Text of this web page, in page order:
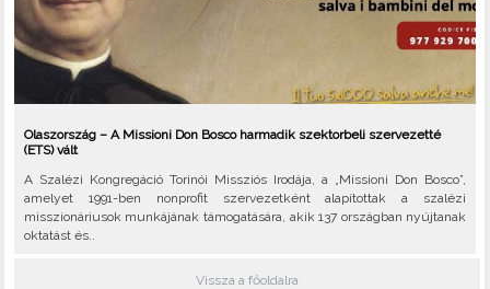
Olaszország – A Missioni Don Bosco harmadik szektorbeli szervezetté
(ETS) vált
A Szalézi Kongregáció Torinói Missziós Irodája, a „Missioni Don Bosco”,
amelyet 1991-ben nonprofit szervezetként alapítottak a szalézi
misszionáriusok munkájának támogatására, akik 137 országban nyújtanak
oktatást és..
Vissza a főoldalra